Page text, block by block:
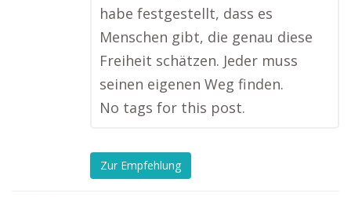
habe festgestellt, dass es
Menschen gibt, die genau diese
Freiheit schätzen. Jeder muss
seinen eigenen Weg finden.
No tags for this post.
Zur Empfehlung